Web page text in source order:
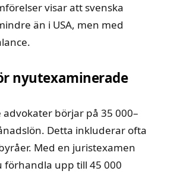
visar att svenska
än i USA, men med
nyutexaminerade
börjar på 35 000–
Detta inkluderar ofta
Med en juristexamen
förhandla upp till 45 000